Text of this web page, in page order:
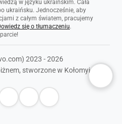
w języku ukraińskim. Cała
ukraińsku. Jednocześnie, aby
z całym światem, pracujemy
się o tłumaczeniu.
2023 - 2026
stworzone w Kołomyi